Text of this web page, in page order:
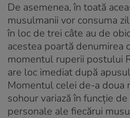
De asemenea, în toată
musulmanii vor consuma
în loc de trei câte au de
acestea poartă denumirea
momentul ruperii postului
are loc imediat după
Momentul celei de-a doua
sohourvariază în funcție
personale ale fiecărui